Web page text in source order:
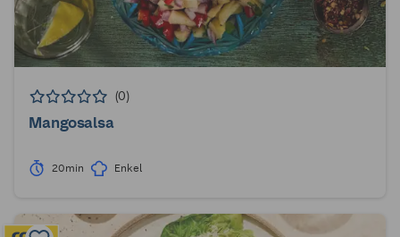
(0)
Mangosalsa
20min Enkel